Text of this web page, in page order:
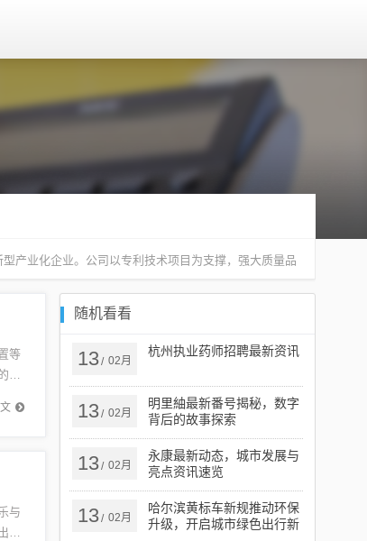
产业化企业。公司以专利技术项目为支撑，强大质量品
等
型
与
，
随机看看
13/ 02月
杭州执业药师招聘最新资讯
13/ 02月
明里紬最新番号揭秘，数字
背后的故事探索
13/ 02月
永康最新动态，城市发展与
亮点资讯速览
13/ 02月
哈尔滨黄标车新规推动环保
升级，开启城市绿色出行新